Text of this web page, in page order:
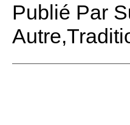
Publié Par